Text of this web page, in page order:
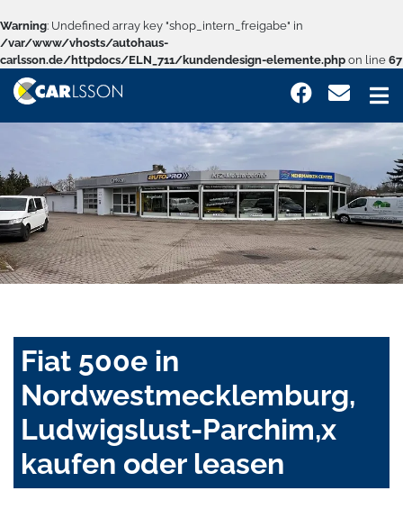
Warning: Undefined array key "shop_intern_freigabe" in
/var/www/vhosts/autohaus-
carlsson.de/httpdocs/ELN_711/kundendesign-elemente.php on line 67
Fiat 500e in
Nordwestmecklemburg,
Ludwigslust-Parchim,x
kaufen oder leasen